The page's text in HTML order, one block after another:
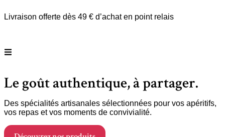
Livraison offerte dès 49 € d’achat en point relais
Le goût authentique, à partager.
Des spécialités artisanales sélectionnées pour vos apéritifs,
vos repas et vos moments de convivialité.